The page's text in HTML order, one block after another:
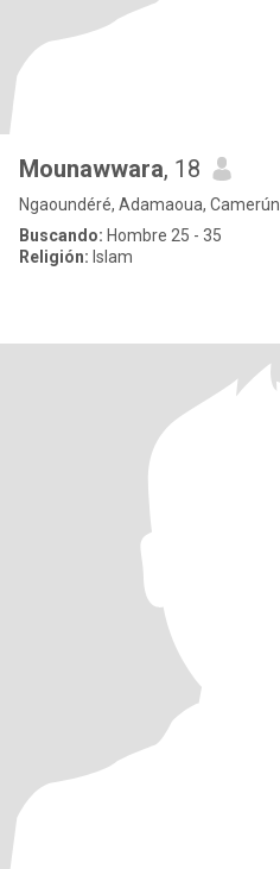
Mounawwara, 18
Ngaoundéré, Adamaoua, Camerún
Buscando: Hombre 25 - 35
Religión: Islam